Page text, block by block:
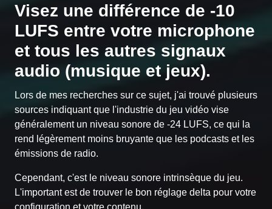
Visez une différence de -10
LUFS entre votre microphone
et tous les autres signaux
audio (musique et jeux).
Lors de mes recherches sur ce sujet, j'ai trouvé plusieurs
sources indiquant que l'industrie du jeu vidéo vise
généralement un niveau sonore de -24 LUFS, ce qui la
rend légèrement moins bruyante que les podcasts et les
émissions de radio.
Cependant, c'est le niveau sonore intrinsèque du jeu.
L'important est de trouver le bon réglage delta pour votre
configuration et votre contenu.